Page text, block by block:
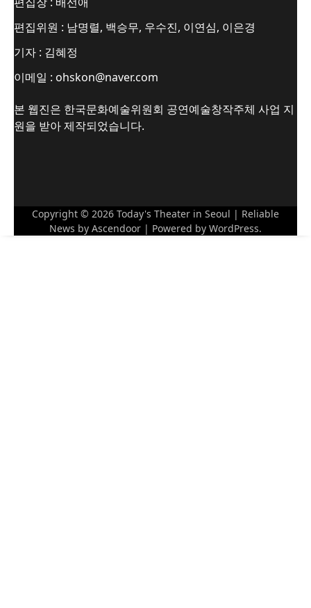
편집위원 : 남명렬, 백승무, 우수진, 이연심, 이은경
기자 : 김혜정
이메일 : ohskon@naver.com
본 웹진은 한국문화예술위원회 공연예술창작주체 사업 지
원을 받아 제작되었습니다.
Copyright © 2026 Today's Theater in Seoul | Reliable
News by Ascendoor | Powered by WordPress.